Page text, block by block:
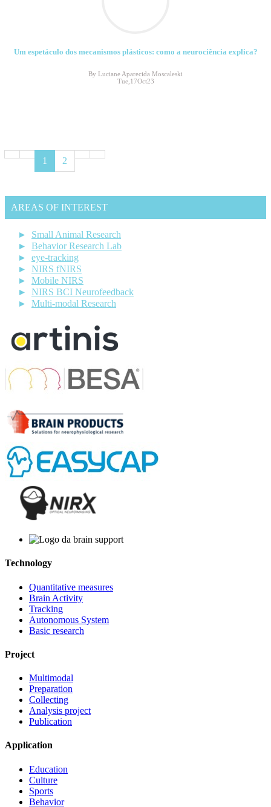
Um espetáculo dos mecanismos plásticos: como a neurociência explica?
By Luciane Aparecida Moscaleski
Tue,17Oct23
1 2
AREAS OF INTEREST
Small Animal Research
Behavior Research Lab
eye-tracking
NIRS fNIRS
Mobile NIRS
NIRS BCI Neurofeedback
Multi-modal Research
Technology
Quantitative measures
Brain Activity
Tracking
Autonomous System
Basic research
Project
Multimodal
Preparation
Collecting
Analysis project
Publication
Application
Education
Culture
Sports
Behavior